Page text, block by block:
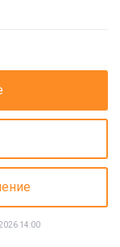
14:00